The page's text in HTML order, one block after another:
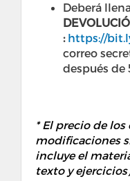
Deberá
: https://
correo
después de
* El precio de los
modificaciones
incluye el
texto y